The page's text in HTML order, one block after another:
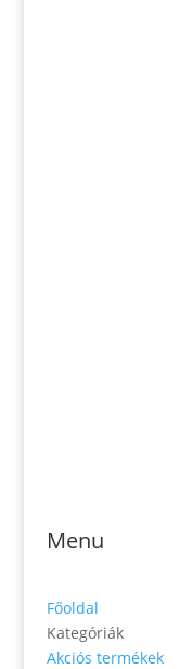
Menu
Főoldal
Kategóriák
Akciós termékek